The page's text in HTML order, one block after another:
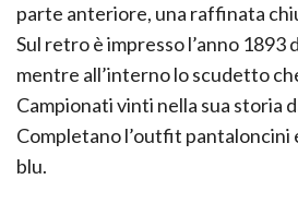
parte anteriore, una raffinata
Sul retro è impresso l’anno 1893
mentre all’interno lo scudetto
Campionati vinti nella sua storia
Completano l’outfit pantaloncini
blu.